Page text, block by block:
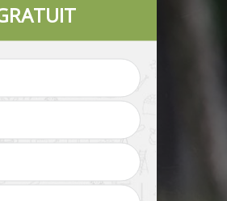
de Pose de clôture